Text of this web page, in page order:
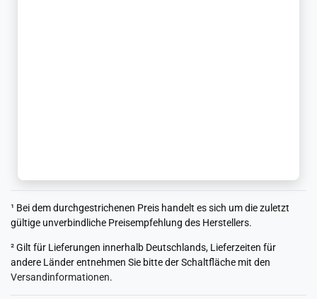
¹ Bei dem durchgestrichenen Preis handelt es sich um die zuletzt
gültige unverbindliche Preisempfehlung des Herstellers.
² Gilt für Lieferungen innerhalb Deutschlands, Lieferzeiten für
andere Länder entnehmen Sie bitte der Schaltfläche mit den
Versandinformationen.